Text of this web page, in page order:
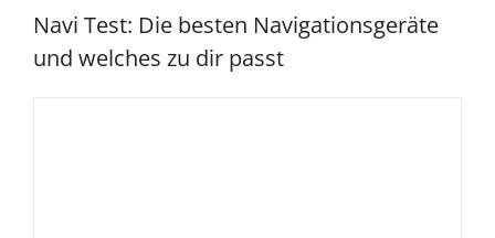
Navi Test: Die besten Navigationsgeräte
und welches zu dir passt